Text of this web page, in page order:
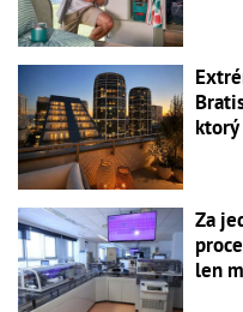
Za
len